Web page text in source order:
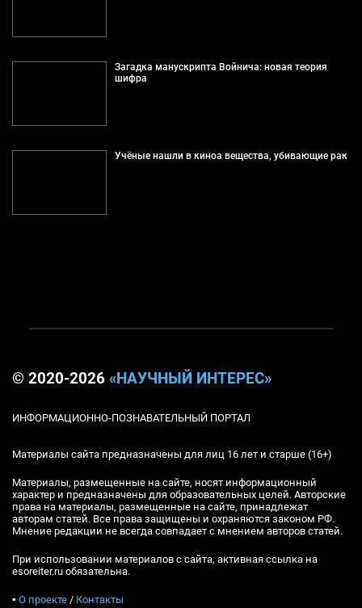
Загадка манускрипта Войнича: новая теория
шифра
Учёные нашли в киноа вещества, убивающие рак
© 2020-2026 «НАУЧНЫЙ ИНТЕРЕС»
ИНФОРМАЦИОННО-ПОЗНАВАТЕЛЬНЫЙ ПОРТАЛ
Материалы сайта предназначены для лиц 16 лет и старше (16+)
Материалы, размещенные на сайте, носят информационный
характер и предназначены для образовательных целей. Авторские
права на материалы, размещенные на сайте, принадлежат
авторам статей. Все права защищены и охраняются законом РФ.
Мнение редакции не всегда совпадает с мнением авторов статей.
При использовании материалов с сайта, активная ссылка на
esoreiter.ru обязательна.
▪ О проекте / Контакты